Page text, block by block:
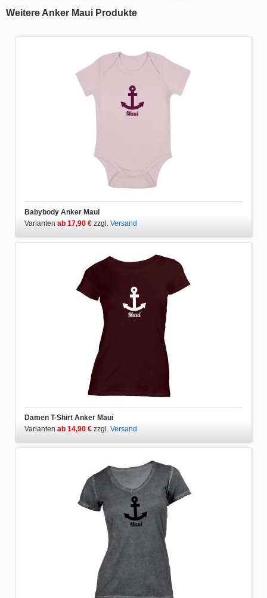
Weitere Anker Maui Produkte
Babybody Anker Maui
Varianten ab 17,90 € zzgl. Versand
Damen T-Shirt Anker Maui
Varianten ab 14,90 € zzgl. Versand